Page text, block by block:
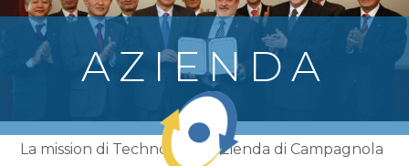
AZIENDA
La mission di Technofluids, azienda di Campagnola